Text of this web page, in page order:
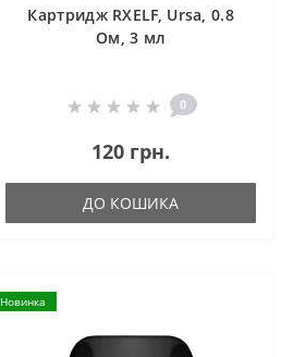
Картридж RXELF, Ursa, 0.8
Ом, 3 мл
0
120 грн.
ДО КОШИКА
Новинка